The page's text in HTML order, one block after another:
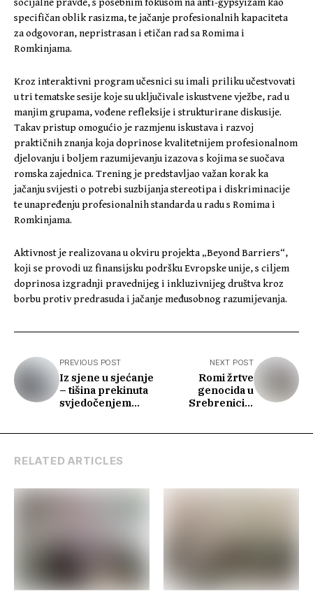
socijalne pravde, s posebnim fokusom na anti-gypsyizam kao
specifičan oblik rasizma, te jačanje profesionalnih kapaciteta
za odgovoran, nepristrasan i etičan rad sa Romima i
Romkinjama.
Kroz interaktivni program učesnici su imali priliku učestvovati
u tri tematske sesije koje su uključivale iskustvene vježbe, rad u
manjim grupama, vođene refleksije i strukturirane diskusije.
Takav pristup omogućio je razmjenu iskustava i razvoj
praktičnih znanja koja doprinose kvalitetnijem profesionalnom
djelovanju i boljem razumijevanju izazova s kojima se suočava
romska zajednica. Trening je predstavljao važan korak ka
jačanju svijesti o potrebi suzbijanja stereotipa i diskriminacije
te unapređenju profesionalnih standarda u radu s Romima i
Romkinjama.
Aktivnost je realizovana u okviru projekta „Beyond Barriers“,
koji se provodi uz finansijsku podršku Evropske unije, s ciljem
doprinosa izgradnji pravednijeg i inkluzivnijeg društva kroz
borbu protiv predrasuda i jačanje međusobnog razumijevanja.
PREVIOUS POST
Iz sjene u sjećanje
– tišina prekinuta
svjedočenjem
NEXT POST
Romi žrtve
genocida u
Srebrenici –
RELATED ARTICLES